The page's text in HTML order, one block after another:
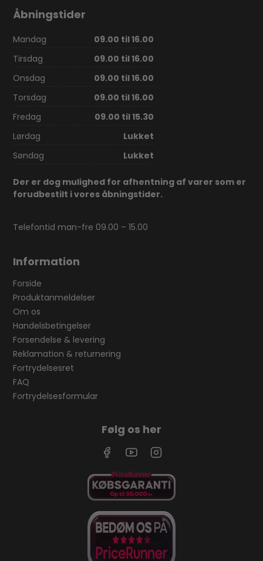
Åbningstider
Mandag
09.00 til 16.00
Tirsdag
09.00 til 16.00
Onsdag
09.00 til 16.00
Torsdag
09.00 til 16.00
Fredag
09.00 til 15.30
Lørdag
Lukket
Søndag
Lukket
Der er dog mulighed for afhentning af varer som er
forudbestilt i vores åbningstider.
Telefontid man-fre 09.00 – 15.00
Information
Forside
Produktanmeldelser
Om os
Handelsbetingelser
Forsendelse & levering
Reklamation & returnering
Fortrydelsesret
FAQ
Fortrydelsesformular
Følg os her